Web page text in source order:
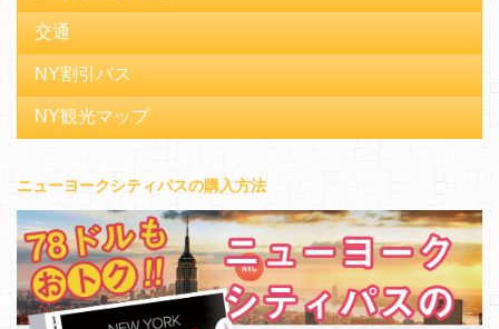
交通
NY割引パス
NY観光マップ
ニューヨークシティパスの購入方法